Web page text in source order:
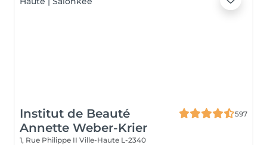
Institut de Beauté
Annette Weber-Krier
597
1, Rue Philippe II Ville-Haute L-2340